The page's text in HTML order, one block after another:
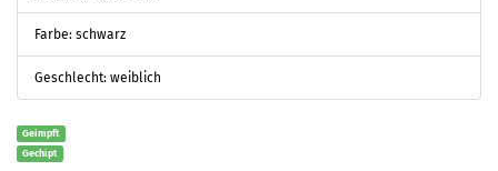
Farbe: schwarz
Geschlecht: weiblich
Geimpft
Gechipt